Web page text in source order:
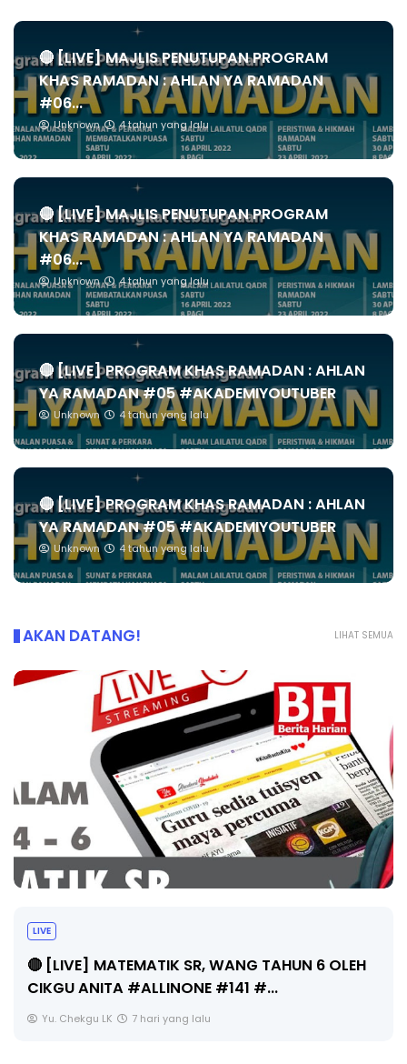
🔴 [LIVE] MAJLIS PENUTUPAN PROGRAM
KHAS RAMADAN : AHLAN YA RAMADAN
#06...
Unknown 4 tahun yang lalu
🔴 [LIVE] MAJLIS PENUTUPAN PROGRAM
KHAS RAMADAN : AHLAN YA RAMADAN
#06...
Unknown 4 tahun yang lalu
🔴 [LIVE] PROGRAM KHAS RAMADAN : AHLAN
YA RAMADAN #05 #AKADEMIYOUTUBER
Unknown 4 tahun yang lalu
🔴 [LIVE] PROGRAM KHAS RAMADAN : AHLAN
YA RAMADAN #05 #AKADEMIYOUTUBER
Unknown 4 tahun yang lalu
LIHAT SEMUA
AKAN DATANG!
LIVE
🔴 [LIVE] MATEMATIK SR, WANG TAHUN 6 OLEH
CIKGU ANITA #ALLINONE #141 #...
Yu. Chekgu LK 7 hari yang lalu